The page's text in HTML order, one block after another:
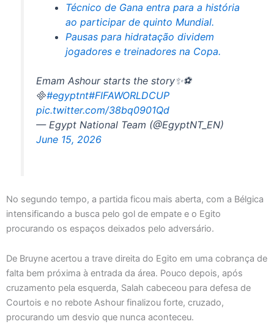
Técnico de Gana entra para a história
ao participar de quinto Mundial.
Pausas para hidratação dividem
jogadores e treinadores na Copa.
Emam Ashour starts the story✨⚽
#egyptnt#FIFAWORLDCUP
pic.twitter.com/38bq0901Qd
— Egypt National Team (@EgyptNT_EN)
June 15, 2026
No segundo tempo, a partida ficou mais aberta, com a Bélgica
intensificando a busca pelo gol de empate e o Egito
procurando os espaços deixados pelo adversário.
De Bruyne acertou a trave direita do Egito em uma cobrança de
falta bem próxima à entrada da área. Pouco depois, após
cruzamento pela esquerda, Salah cabeceou para defesa de
Courtois e no rebote Ashour finalizou forte, cruzado,
procurando um desvio que nunca aconteceu.